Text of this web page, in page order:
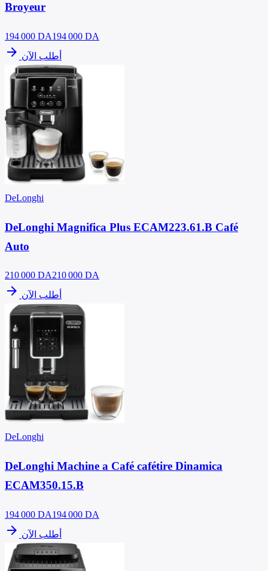
Broyeur
194 000 DA194 000 DA
arrow_forward أطلب الآن
DeLonghi
DeLonghi Magnifica Plus ECAM223.61.B Café
Auto
210 000 DA210 000 DA
arrow_forward أطلب الآن
DeLonghi
DeLonghi Machine a Café cafétire Dinamica
ECAM350.15.B
194 000 DA194 000 DA
arrow_forward أطلب الآن